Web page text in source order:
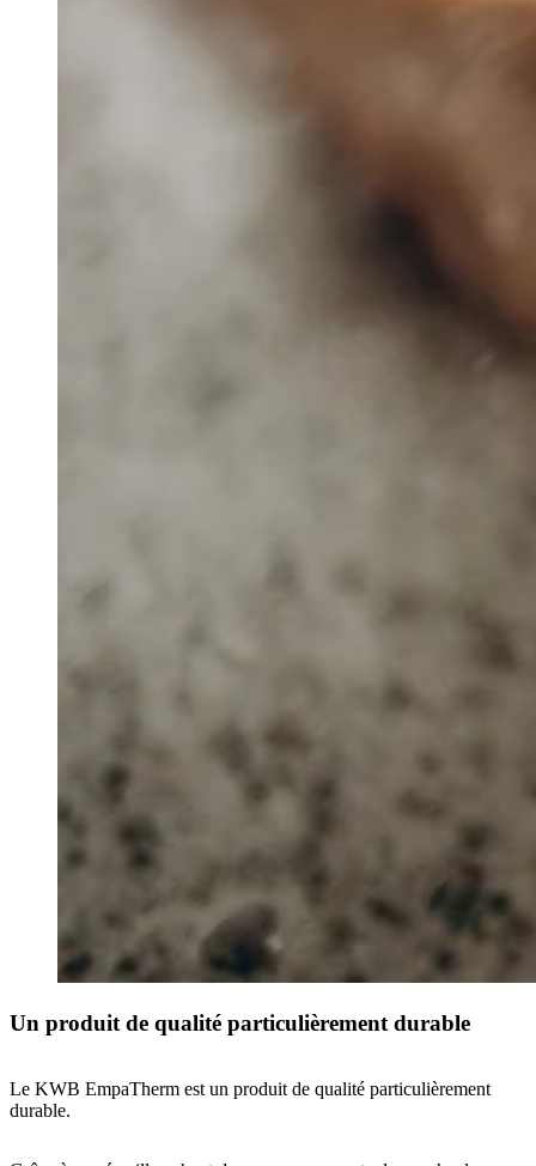
Un produit de qualité particulièrement durable
Le KWB EmpaTherm est un produit de qualité particulièrement
durable.